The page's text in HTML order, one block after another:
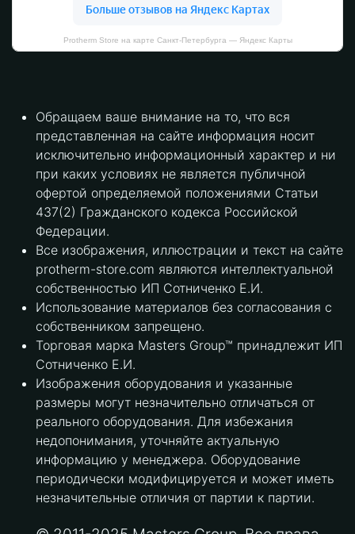
Protherm Store на карте Санкт‑Петербурга — Яндекс Карты
Обращаем ваше внимание на то, что вся
представленная на сайте информация носит
исключительно информационный характер и ни
при каких условиях не является публичной
офертой определяемой положениями Статьи
437(2) Гражданского кодекса Российской
Федерации.
Все изображения, иллюстрации и текст на сайте
protherm-store.com являются интеллектуальной
собственностью ИП Сотниченко Е.И.
Использование материалов без согласования с
собственником запрещено.
Торговая марка Masters Group™ принадлежит ИП
Сотниченко Е.И.
Изображения оборудования и указанные
размеры могут незначительно отличаться от
реального оборудования. Для избежания
недопонимания, уточняйте актуальную
информацию у менеджера. Оборудование
периодически модифицируется и может иметь
незначительные отличия от партии к партии.